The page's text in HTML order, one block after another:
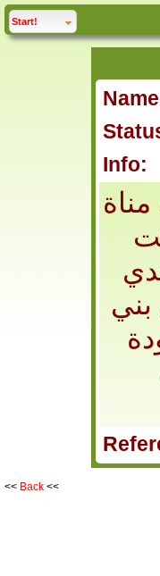
Start! click to
Info:
بني
<< Back <<